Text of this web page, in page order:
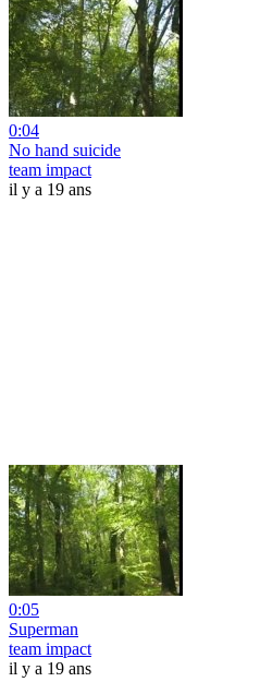
0:04
No hand suicide
team impact
il y a 19 ans
0:05
Superman
team impact
il y a 19 ans